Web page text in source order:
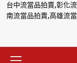
台中流當品拍賣,彰化
南流當品拍賣,高雄流